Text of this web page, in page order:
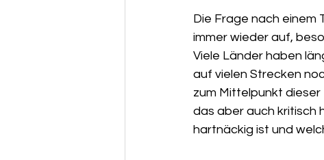
Die Frage nach einem
immer wieder auf,
Viele Länder haben
auf vielen Strecken
zum Mittelpunkt dieser
das aber auch kritisch
hartnäckig ist und